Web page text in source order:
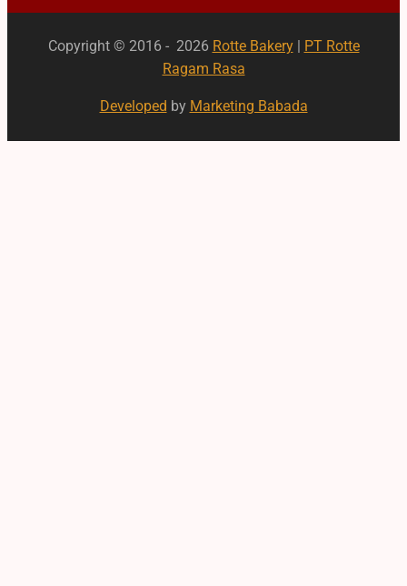
Copyright © 2016 - 2026 Rotte Bakery|
PT Rotte
Ragam Rasa
Developed by Marketing Babada